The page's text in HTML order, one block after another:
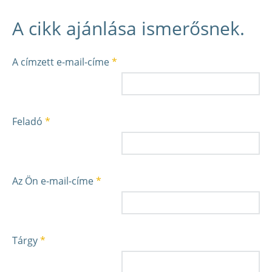
A cikk ajánlása ismerősnek.
A címzett e-mail-címe*
Feladó *
Az Ön e-mail-címe*
Tárgy*